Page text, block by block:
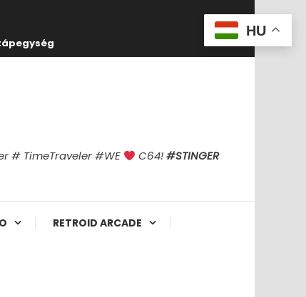
# TimeTraveler #WE C64!#STINGER
RETROID ARCADE
HU